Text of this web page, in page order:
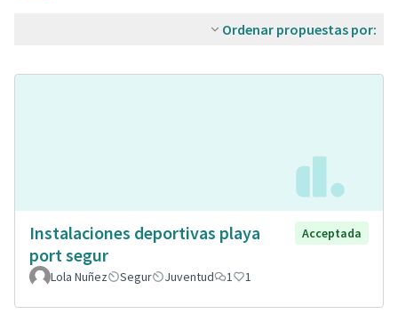
Ordenar propuestas por:
Instalaciones deportivas playa
port segur
Acceptada
Lola Nuñez Segur Juventud 1 1